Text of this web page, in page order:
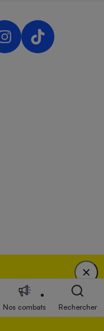
en soutenant
de l'Etat, des
des producteurs et des
Nos combats Rechercher